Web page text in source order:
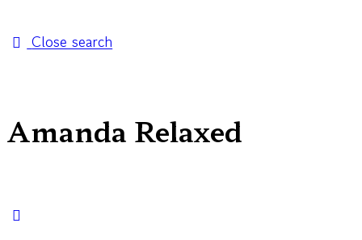
Close search
Amanda Relaxed